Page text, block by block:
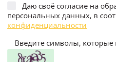
Даю своё согласие на
персональных данных, в
конфиденциальности
Введите символы, которые